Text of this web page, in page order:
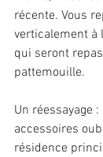
récente. Vous
verticalement à
qui seront
pattemouille.
Un réessayage
accessoires
résidence